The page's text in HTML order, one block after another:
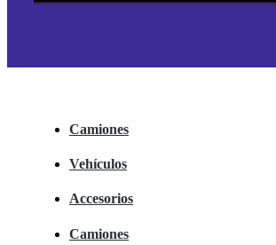
Camiones
Vehículos
Accesorios
Camiones